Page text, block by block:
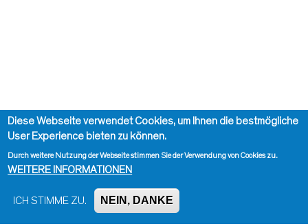
Diese Webseite verwendet Cookies, um Ihnen die bestmögliche
User Experience bieten zu können.
Durch weitere Nutzung der Webseite stimmen Sie der Verwendung von Cookies zu.
WEITERE INFORMATIONEN
ICH STIMME ZU. NEIN, DANKE